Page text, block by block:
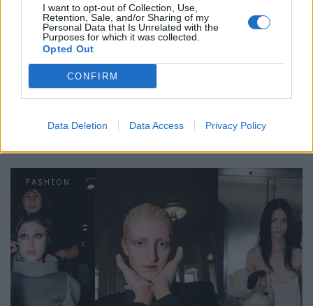
I want to opt-out of Collection, Use,
Retention, Sale, and/or Sharing of my
Personal Data that Is Unrelated with the
Purposes for which it was collected.
Opted Out
CONFIRM
Data Deletion Data Access Privacy Policy
Cavalli Ss25 Kollektion auf faces.ch
Teaserfoto Fotos: © Launchmetrics Spotlight
Tags: Fall/Winter2025
Fashion Week Fall/Winter 25/26
Fausto Puglisi
Roberto Cavalli
VERWANDTE ARTIKEL
FASHION